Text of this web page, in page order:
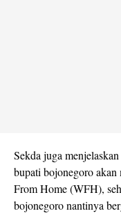
Sekda juga
bupati bojonegoro
From Home (WFH),
bojonegoro nantinya